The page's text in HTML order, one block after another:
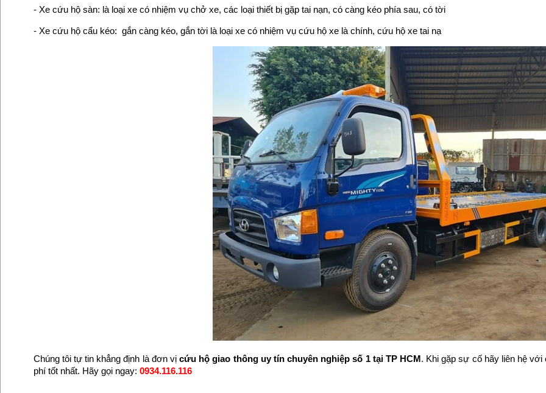
- Xe cứu hộ sàn: là loại xe có nhiệm vụ chở xe, các loại thiết bị gặp tai nạn, có càng kéo phía sau, có tời
- Xe cứu hộ cẩu kéo: gắn càng kéo, gắn tời là loại xe có nhiệm vụ cứu hộ xe là chính, cứu hộ xe tai nạ
Chúng tôi tự tin khẳng định là đơn vịcứu hộ giao thông uy tín chuyên nghiệp số 1 tại TP HCM. Khi gặp sự cố hãy liên hệ
phí tốt nhất. Hãy gọi ngay: 0934.116.116